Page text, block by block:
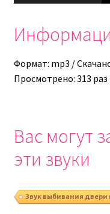
Формат: mp3 /
Просмотрено: 313 раз
Вас могут
эти звуки
Звук выбивания двери